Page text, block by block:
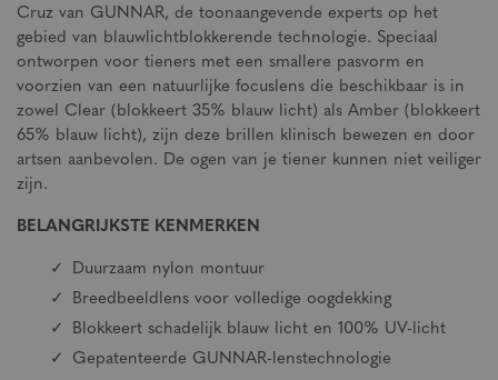
Cruz van GUNNAR, de toonaangevende experts op het
gebied van blauwlichtblokkerende technologie. Speciaal
ontworpen voor tieners met een smallere pasvorm en
voorzien van een natuurlijke focuslens die beschikbaar is in
zowel Clear (blokkeert 35% blauw licht) als Amber (blokkeert
65% blauw licht), zijn deze brillen klinisch bewezen en door
artsen aanbevolen. De ogen van je tiener kunnen niet veiliger
zijn.
BELANGRIJKSTE KENMERKEN
Duurzaam nylon montuur
Breedbeeldlens voor volledige oogdekking
Blokkeert schadelijk blauw licht en 100% UV-licht
Gepatenteerde GUNNAR-lenstechnologie